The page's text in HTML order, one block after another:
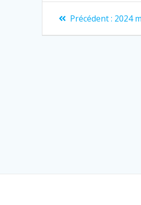
de
Précédent : Article
2024